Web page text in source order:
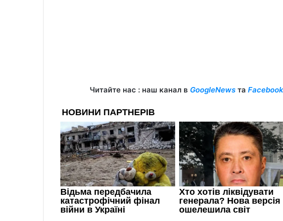
Читайте нас : наш канал в GoogleNewsта